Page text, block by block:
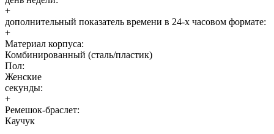
+
дополнительный показатель времени в 24-х часовом формате:
+
Материал корпуса:
Комбинированный (сталь/пластик)
Пол:
Женские
секунды:
+
Ремешок-браслет:
Каучук